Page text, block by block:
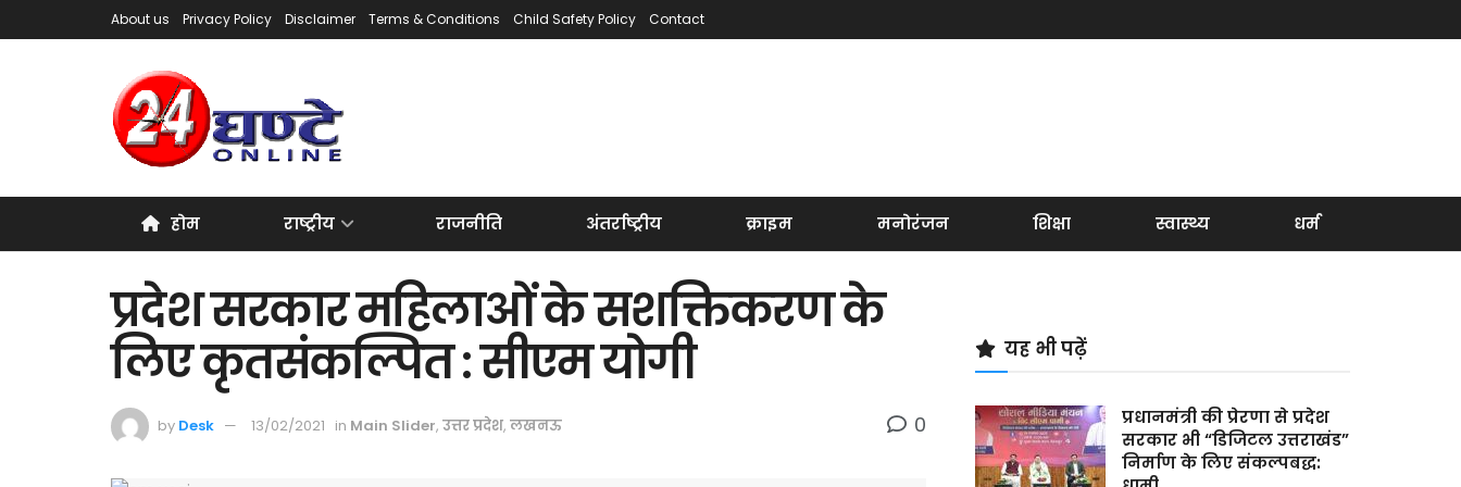
About us Privacy Policy Disclaimer Terms & Conditions Child Safety Policy Contact
होम राष्ट्रीय राजनीति अंतर्राष्ट्रीय क्राइम मनोरंजन शिक्षा स्वास्थ्य धर्म
प्रदेश सरकार महिलाओं के सशक्तिकरण के
लिए कृतसंकल्पित : सीएम योगी
by Desk 13/02/2021 in Main Slider, उत्तर प्रदेश, लखनऊ 0
यह भी पढ़ें
प्रधानमंत्री की प्रेरणा से प्रदेश
सरकार भी “डिजिटल उत्तराखंड”
निर्माण के लिए संकल्पबद्ध: